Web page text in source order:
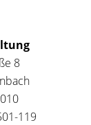
8
119